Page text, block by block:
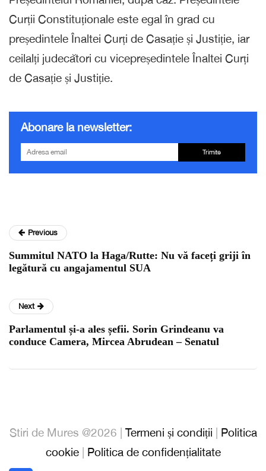
Curții Constituționale este egal în grad cu
președintele Înaltei Curți de Casație și Justiție, iar
ceilalți judecători cu vicepreședintele Înaltei Curți
de Casație și Justiție.
Abonare la newsletter:
Trimite
Previous
Summitul NATO la Haga/Rutte: Nu vă faceți griji în
legătură cu angajamentul SUA
Next
Parlamentul și-a ales șefii. Sorin Grindeanu va
conduce Camera, Mircea Abrudean – Senatul
Stiri de Mures @2026 | Termeni și condiții
Politica
cookie| Politica de confidențialitate